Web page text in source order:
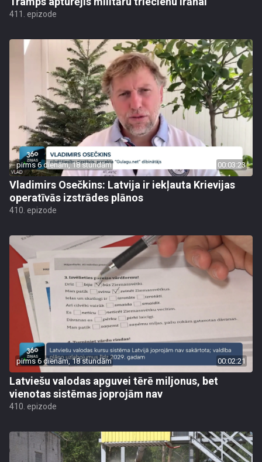
411. epizode
pirms 6 dienām, 18 stundām 00:03:23
Vladimirs Osečkins: Latvija ir iekļauta Krievijas
operatīvās izstrādes plānos
410. epizode
pirms 6 dienām, 18 stundām 00:02:21
Latviešu valodas apguvei tērē miljonus, bet
vienotas sistēmas joprojām nav
410. epizode